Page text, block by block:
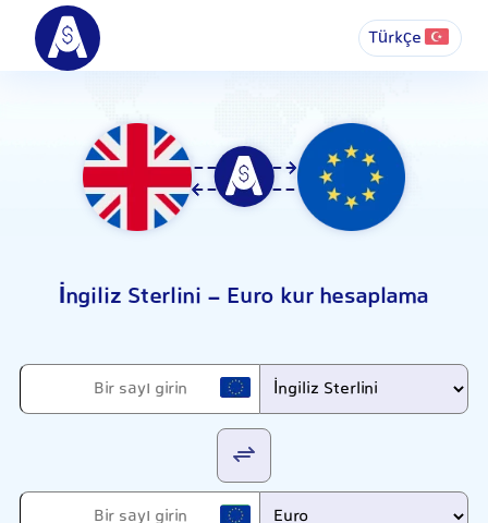
Türkçe
İngiliz Sterlini - Euro kur hesaplama